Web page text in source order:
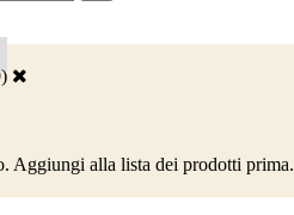
)
Aggiungi alla lista dei prodotti prima.